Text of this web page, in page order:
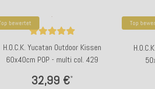
bewertet
H.O.C.K. Yucatan Outdoor Kissen
60x40cm POP - multi col. 429
32,99 €*
Top